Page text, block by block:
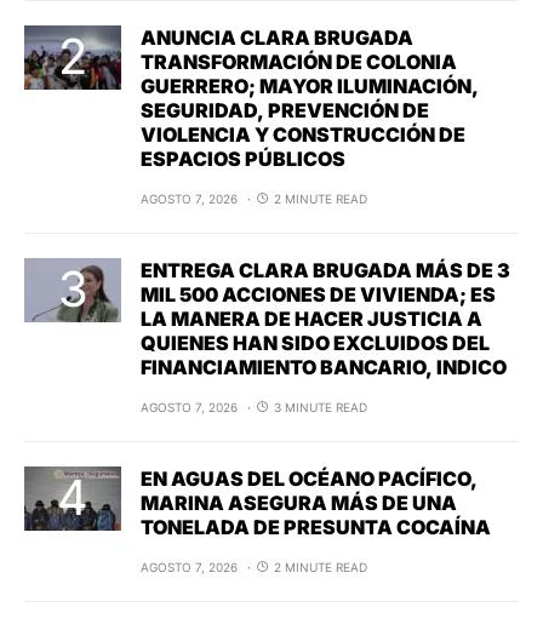
ANUNCIA CLARA BRUGADA
TRANSFORMACIÓN DE COLONIA
GUERRERO; MAYOR ILUMINACIÓN,
SEGURIDAD, PREVENCIÓN DE
VIOLENCIA Y CONSTRUCCIÓN DE
ESPACIOS PÚBLICOS
AGOSTO 7, 2026 2 MINUTE READ
ENTREGA CLARA BRUGADA MÁS DE 3
MIL 500 ACCIONES DE VIVIENDA; ES
LA MANERA DE HACER JUSTICIA A
QUIENES HAN SIDO EXCLUIDOS DEL
FINANCIAMIENTO BANCARIO, INDICO
AGOSTO 7, 2026 3 MINUTE READ
EN AGUAS DEL OCÉANO PACÍFICO,
MARINA ASEGURA MÁS DE UNA
TONELADA DE PRESUNTA COCAÍNA
AGOSTO 7, 2026 2 MINUTE READ